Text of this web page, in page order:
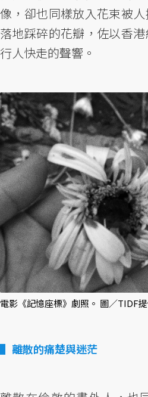
像，卻也同樣放入花束被
落地踩碎的花瓣，佐以香
行人快走的聲響。
電影《記憶座標》劇照。 圖／TIDF
離散的痛楚與迷茫